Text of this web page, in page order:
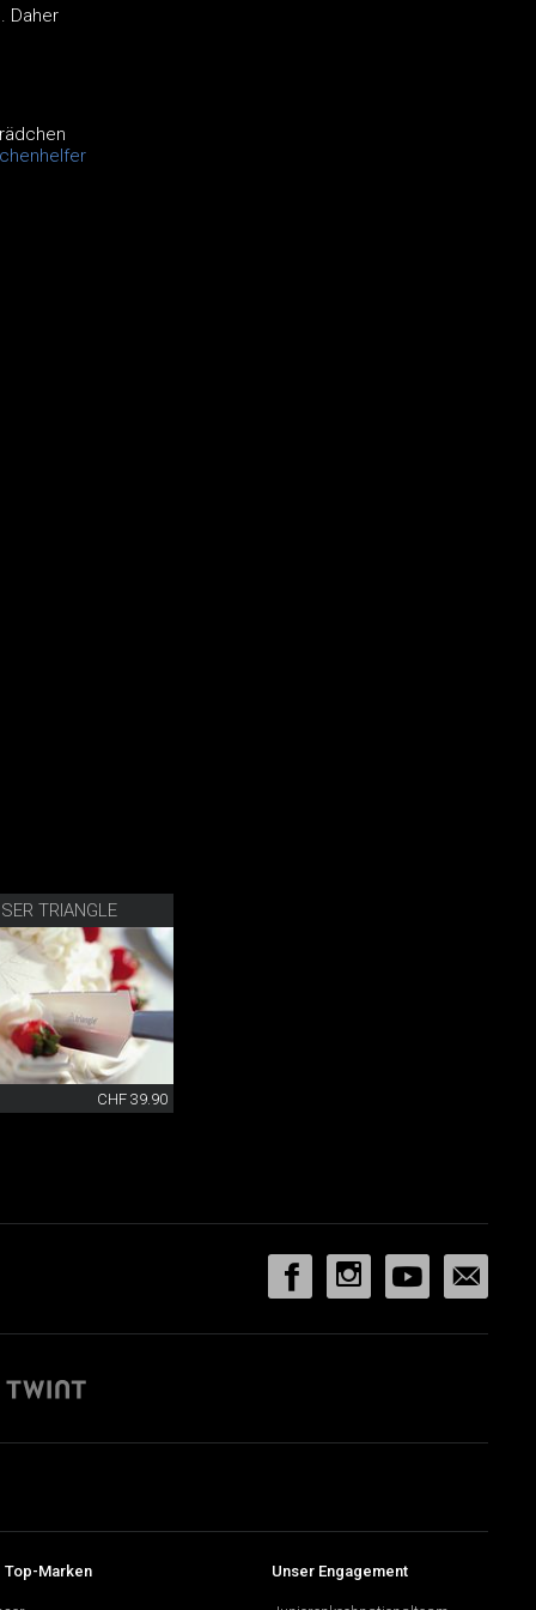
Daher
TRIANGLE
CHF 39.90
Top-Marken Unser Engagement